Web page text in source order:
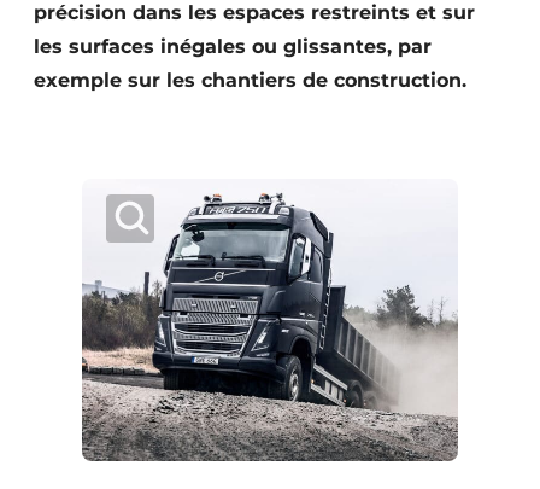
Éclairage
Fondations
Géotextiles
Infrastructures souterraines et égouttage
Protection solaire
Rénovation
Sécurité incendie
précision dans les espaces restreints et sur
les surfaces inégales ou glissantes, par
exemple sur les chantiers de construction.